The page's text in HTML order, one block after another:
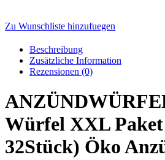
Zu Wunschliste hinzufuegen
Beschreibung
Zusätzliche Information
Rezensionen (0)
Würfel XXL
32Stück) Öko